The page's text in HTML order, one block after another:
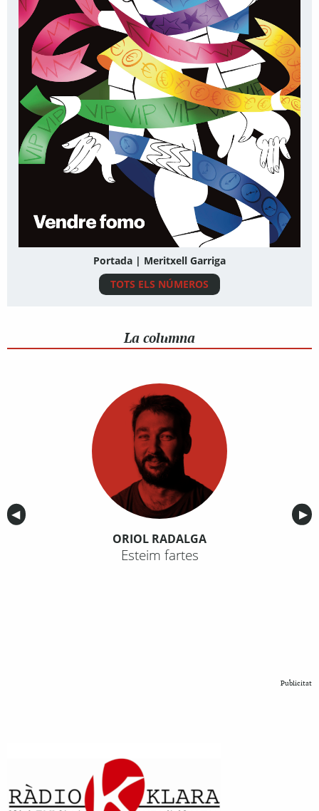
Portada | Meritxell Garriga
TOTS ELS NÚMEROS
La columna
Anterior
◀︎ ▶︎
ORIOL RADALGA
Esteim fartes
Publicitat